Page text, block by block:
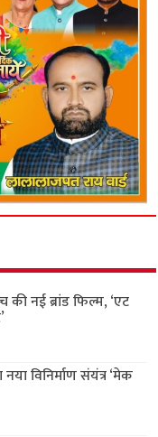
की नई ब्रांड फिल्म, ‘एट
विनिर्माण संयंत्र ‘मेक